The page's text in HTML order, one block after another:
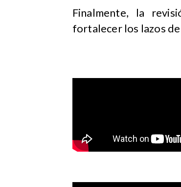
Finalmente, la
fortalecer los lazos